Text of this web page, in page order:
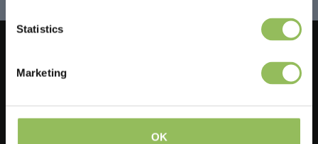
Statistics
Marketing
OK
Melden Sie sich für unseren Newsletter an